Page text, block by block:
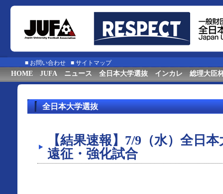
■ お問い合わせ ■ サイトマップ
HOME JUFA ニュース 全日本大学選抜 インカレ 総理大臣
全日本大学選抜
【結果速報】7/9（水）全日
遠征・強化試合